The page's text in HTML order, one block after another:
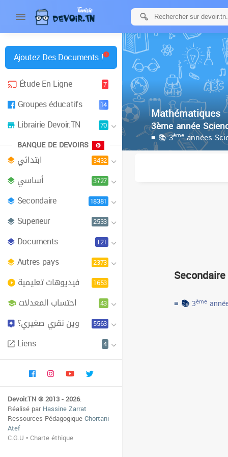
Ajoutez Des Documents !
Étude En Ligne
7
Groupes éducatifs 14
Librairie Devoir.TN 70
BANQUE DE DEVOIRS
ابتدائي 3432
أساسي 3727
Secondaire 18381
Superieur 2533
Documents 121
Autres pays 2373
فيديوهات تعليمية 1653
احتساب المعدلات 43
وين نقري صغيري؟ 5563
Liens 4
Devoir.TN © 2013 - 2026.
Réalisé parHassine Zarrat
Ressources PédagogiqueChortani
Atef
C.G.U •Charte éthique
Mathématiques
3ème année
≡ 📚 3èmeannées
Secondaire
≡ 📚 3ème